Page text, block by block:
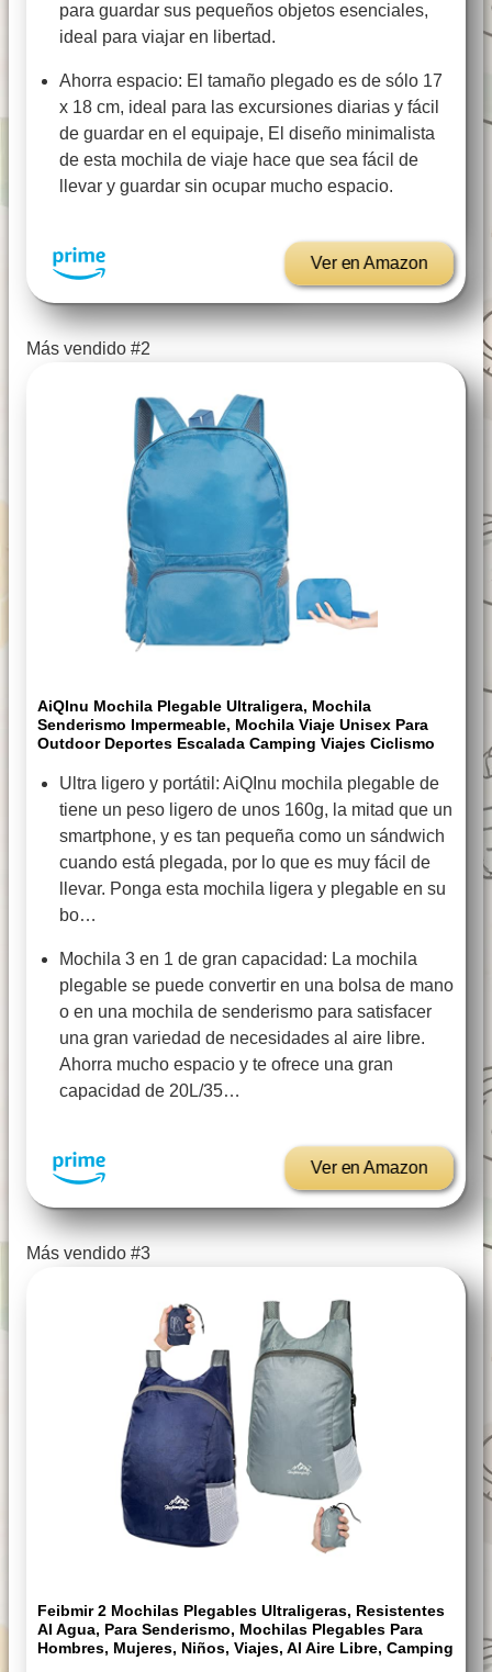
para guardar sus pequeños objetos esenciales,
ideal para viajar en libertad.
Ahorra espacio: El tamaño plegado es de sólo 17
x 18 cm, ideal para las excursiones diarias y fácil
de guardar en el equipaje, El diseño minimalista
de esta mochila de viaje hace que sea fácil de
llevar y guardar sin ocupar mucho espacio.
Ver en Amazon
Más vendido #2
AiQInu Mochila Plegable Ultraligera, Mochila
Senderismo Impermeable, Mochila Viaje Unisex Para
Outdoor Deportes Escalada Camping Viajes Ciclismo
Ultra ligero y portátil: AiQInu mochila plegable de
tiene un peso ligero de unos 160g, la mitad que un
smartphone, y es tan pequeña como un sándwich
cuando está plegada, por lo que es muy fácil de
llevar. Ponga esta mochila ligera y plegable en su
bo…
Mochila 3 en 1 de gran capacidad: La mochila
plegable se puede convertir en una bolsa de mano
o en una mochila de senderismo para satisfacer
una gran variedad de necesidades al aire libre.
Ahorra mucho espacio y te ofrece una gran
capacidad de 20L/35…
Ver en Amazon
Más vendido #3
Feibmir 2 Mochilas Plegables Ultraligeras, Resistentes
Al Agua, Para Senderismo, Mochilas Plegables Para
Hombres, Mujeres, Niños, Viajes, Al Aire Libre, Camping